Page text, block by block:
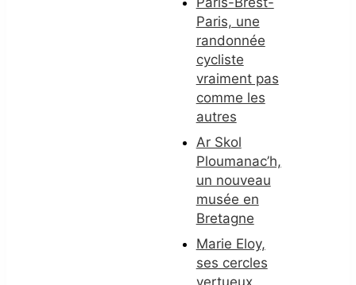
Paris, une
randonnée
cycliste
vraiment pas
comme les
autres
Ar Skol
Ploumanac’h,
un nouveau
musée en
Bretagne
Marie Eloy,
ses cercles